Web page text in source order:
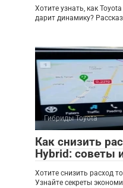
Хотите узнать, как
дарит динамику?
Гибриды Toyota
Как снизить
Hybrid: советы
Хотите снизить расход
Узнайте секреты